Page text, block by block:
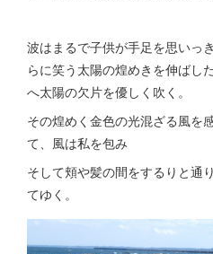
波はまるで子供が手足を思いっ
らに笑う太陽の煌めきを伸ばし
へ太陽の欠片を優しく吹く。
その煌めく金色の光混ざる風を
て、風は私を包み
そして頬や髪の間をするりと通
てゆく。